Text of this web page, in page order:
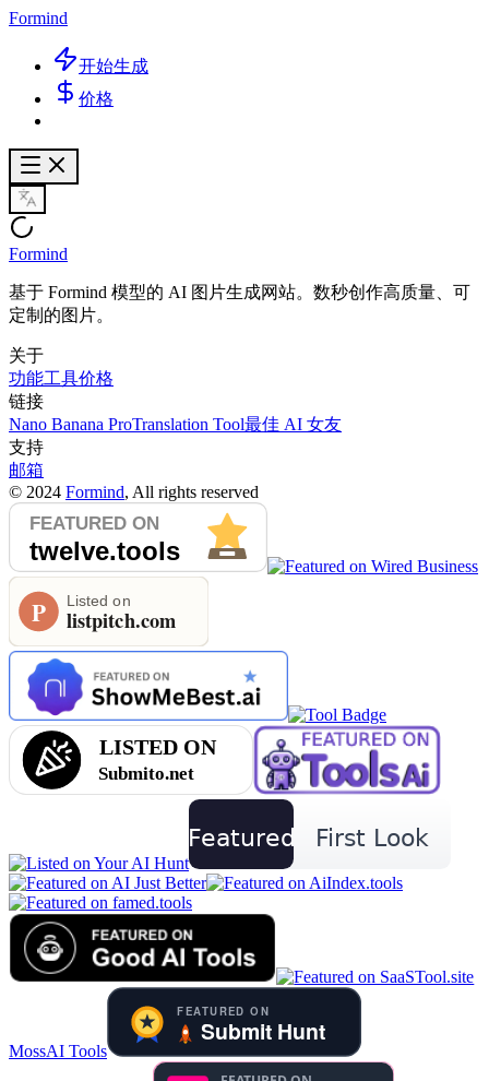
Formind
开始生成
价格
Formind
基于 Formind 模型的 AI 图片生成网站。数秒创作高质量、可
定制的图片。
关于
功能工具价格
链接
Nano Banana ProTranslation Tool最佳 AI 女友
支持
邮箱
© 2024 Formind, All rights reserved
MossAI Tools